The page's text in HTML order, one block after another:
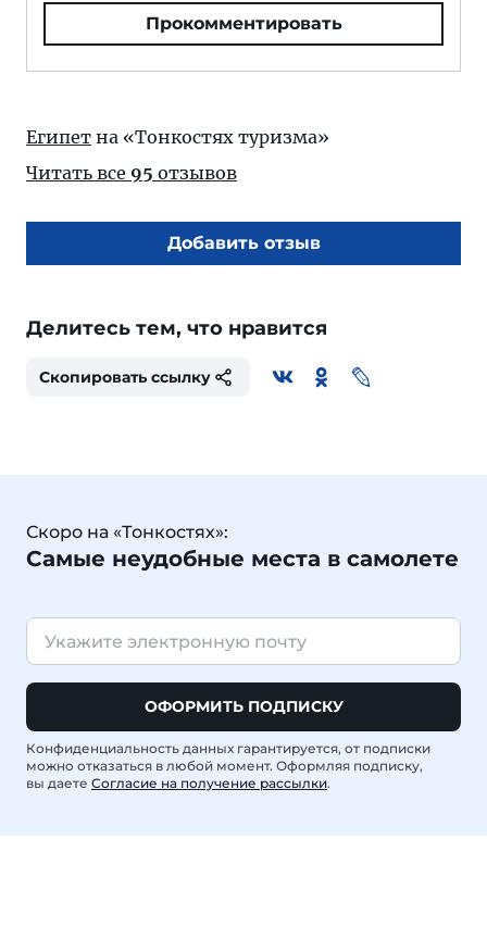
Прокомментировать
Египет на «Тонкостях туризма»
Читать все 95 отзывов
Добавить отзыв
Делитесь тем, что нравится
Скопировать ссылку
Скоро на «Тонкостях»:
Самые неудобные места в самолете
ОФОРМИТЬ ПОДПИСКУ
Конфиденциальность данных гарантируется, от подписки
можно отказаться в любой момент. Оформляя подписку,
вы даете Согласие на получение рассылки.